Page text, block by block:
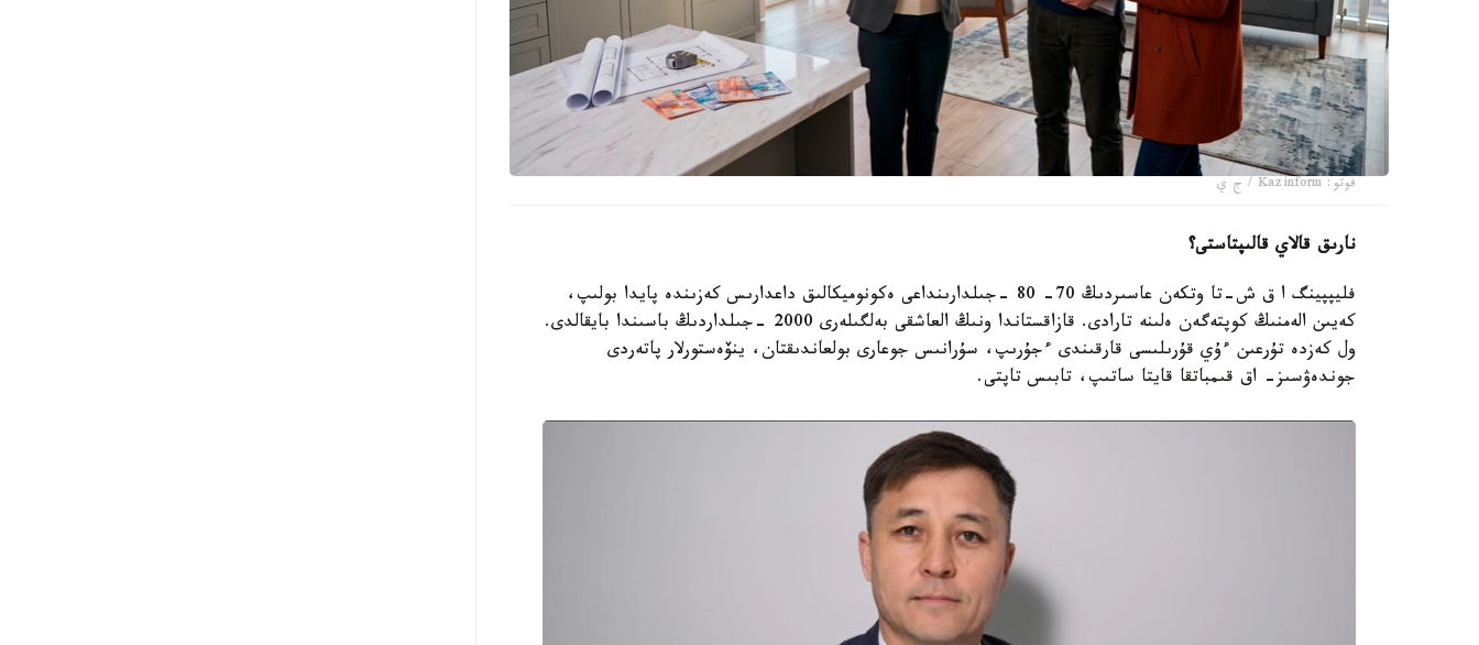
فوتو: Kazinform / ج ي
نارىق قالاي قالىپتاستى؟
فليپپينگ ا ق ش-تا وتكەن عاسىردىڭ 70- 80 -جىلدارىنداعى ەكونوميكالىق داعدارىس كەزىندە پايدا بولىپ،
كەيىن الەمنىڭ كوپتەگەن ەلىنە تارادى. قازاقستاندا ونىڭ العاشقى بەلگىلەرى 2000 -جىلداردىڭ باسىندا بايقالدى.
ول كەزدە تۇرعىن ءۇي قۇرىلىسى قارقىندى ءجۇرىپ، سۇرانىس جوعارى بولعاندىقتان، ينۆەستورلار پاتەردى
جوندەۋسىز- اق قىمباتقا قايتا ساتىپ، تابىس تاپتى.